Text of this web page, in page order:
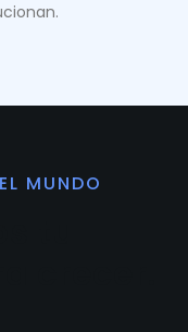
MUNDO